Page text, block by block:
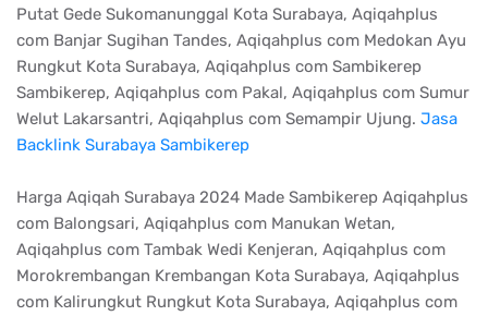
Putat Gede Sukomanunggal Kota Surabaya, Aqiqahplus
com Banjar Sugihan Tandes, Aqiqahplus com Medokan Ayu
Rungkut Kota Surabaya, Aqiqahplus com Sambikerep
Sambikerep, Aqiqahplus com Pakal, Aqiqahplus com Sumur
Welut Lakarsantri, Aqiqahplus com Semampir Ujung. Jasa
Backlink Surabaya Sambikerep
Harga Aqiqah Surabaya 2024 Made Sambikerep Aqiqahplus
com Balongsari, Aqiqahplus com Manukan Wetan,
Aqiqahplus com Tambak Wedi Kenjeran, Aqiqahplus com
Morokrembangan Krembangan Kota Surabaya, Aqiqahplus
com Kalirungkut Rungkut Kota Surabaya, Aqiqahplus com